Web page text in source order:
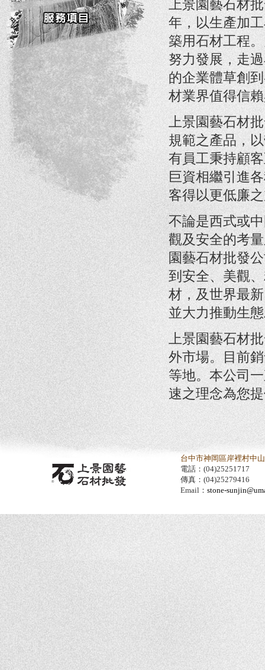
上景園藝石材
年，以生產加
築用石材工程
努力發展，走
的企業體草創
材業界值得信
上景園藝石材
規範之產品，
有員工秉持顧
巨資相繼引進
客得以更低廉
不論是西式或
觀及安全的考
園藝石材批發
到安全、美觀
材，及世界最
並大力推動生
上景園藝石材
外市場。目前
等地。本公司
速之理念為您
台中市神岡區岸裡村中
電話：(04)25251717
傳真：(04)25279416
Email： stone-